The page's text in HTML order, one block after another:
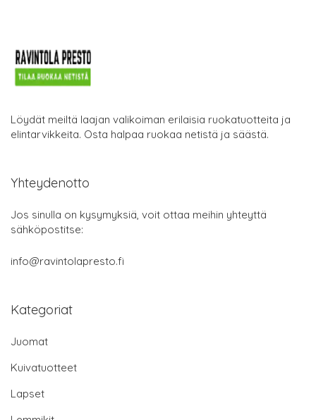
Löydät meiltä laajan valikoiman erilaisia ruokatuotteita ja
elintarvikkeita. Osta halpaa ruokaa netistä ja säästä.
Yhteydenotto
Jos sinulla on kysymyksiä, voit ottaa meihin yhteyttä
sähköpostitse:
info@ravintolapresto.fi
Kategoriat
Juomat
Kuivatuotteet
Lapset